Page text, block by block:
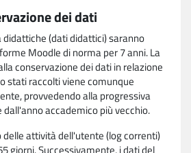
dei dati
(dati didattici) saranno
Moodle di norma per 7 anni. La
conservazione dei dati in relazione
stati raccolti viene comunque
provvedendo alla progressiva
accademico più vecchio.
attività dell'utente (log correnti)
giorni. Successivamente, i dati del